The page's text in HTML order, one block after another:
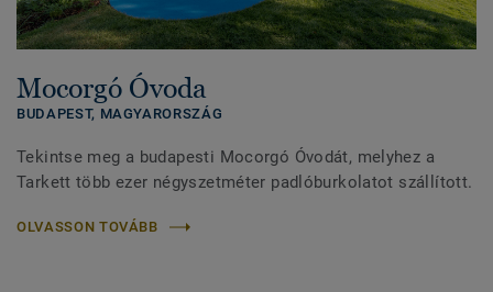
Mocorgó Óvoda
BUDAPEST, MAGYARORSZÁG
Tekintse meg a budapesti Mocorgó Óvodát, melyhez a
Tarkett több ezer négyszetméter padlóburkolatot szállított.
OLVASSON TOVÁBB